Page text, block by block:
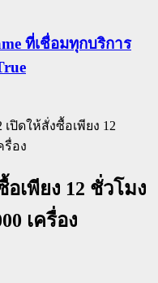
ที่เชื่อมทุกบริการ
เปิดให้สั่งซื้อเพียง 12
รื่อง
อเพียง 12 ชั่วโมง
เครื่อง